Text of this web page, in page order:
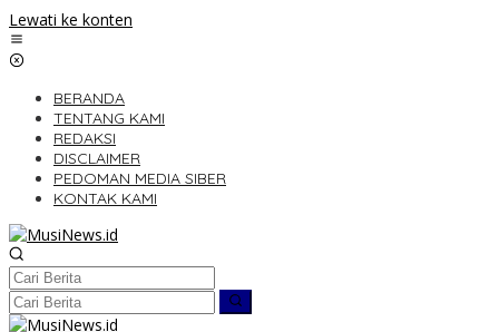
Lewati ke konten
BERANDA
TENTANG KAMI
REDAKSI
DISCLAIMER
PEDOMAN MEDIA SIBER
KONTAK KAMI